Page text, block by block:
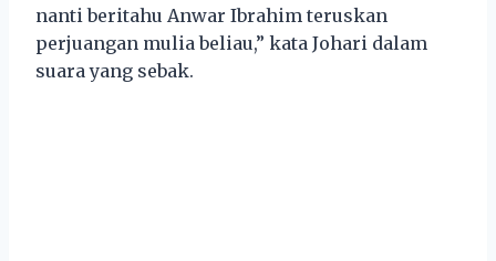
nanti beritahu Anwar Ibrahim teruskan
perjuangan mulia beliau,” kata Johari dalam
suara yang sebak.